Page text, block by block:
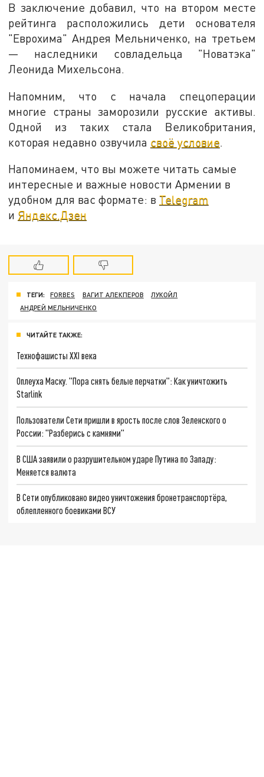
В заключение добавил, что на втором месте
рейтинга расположились дети основателя
"Еврохима" Андрея Мельниченко, на третьем
— наследники совладельца "Новатэка"
Леонида Михельсона.
Напомним, что с начала спецоперации
многие страны заморозили русские активы.
Одной из таких стала Великобритания,
которая недавно озвучила своё условие
Напоминаем, что вы можете читать самые
интересные и важные новости Армении в
удобном для вас формате: в Telegram
и Яндекс.Дзен
ТЕГИ: FORBES ВАГИТ АЛЕКПЕРОВ
ЛУКОЙЛ
АНДРЕЙ МЕЛЬНИЧЕНКО
ЧИТАЙТЕ ТАКЖЕ:
Технофашисты XXI века
Оплеуха Маску. "Пора снять белые перчатки": Как уничтожить
Starlink
Пользователи Сети пришли в ярость после слов Зеленского о
России: "Разберись с камнями"
В США заявили о разрушительном ударе Путина по Западу:
Меняется валюта
В Сети опубликовано видео уничтожения бронетранспортёра,
облепленного боевиками ВСУ